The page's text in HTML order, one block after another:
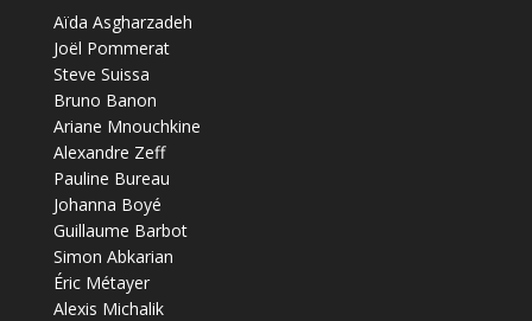
Aïda Asgharzadeh
Joël Pommerat
Steve Suissa
Bruno Banon
Ariane Mnouchkine
Alexandre Zeff
Pauline Bureau
Johanna Boyé
Guillaume Barbot
Simon Abkarian
Éric Métayer
Alexis Michalik